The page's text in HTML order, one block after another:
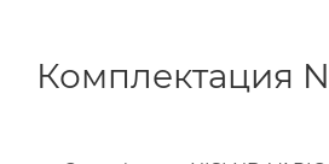
Комплектация